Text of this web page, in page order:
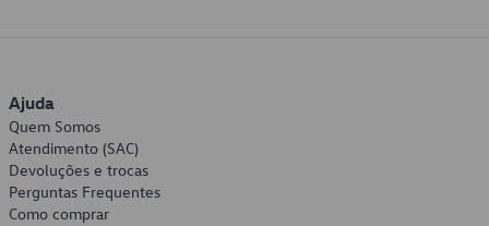
Ajuda
Quem Somos
Atendimento (SAC)
Devoluções e trocas
Perguntas Frequentes
Como comprar